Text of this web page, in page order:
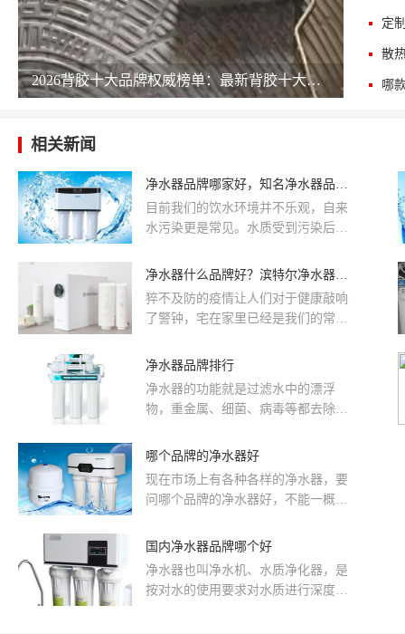
2026背胶十大品牌权威榜单：最新背胶十大公司排名 chinapp
定
散
相关新闻
净水器品牌哪家好，知名净水器品牌推荐
目前我们的饮水环境并不乐观，自来
水污染更是常见。水质受到污染后，
沉积在我们体内，必然会引发各种疾
够让我们的饮水更加安全，那么净水
器品牌哪家好?知名净水器品牌推荐。
净水器什么品牌好？滨特尔净水器值得信赖
猝不及防的疫情让人们对于健康敲响
了警钟，宅在家里已经是我们的常态
题。消费者都希望自己喝到的是干净
消费者的关注。今天小编为你推荐一
个净水器的好牌子，我们一起来看看
净水器品牌排行
净水器的功能就是过滤水中的漂浮
物，重金属、细菌、病毒等都去除
新手面对市场上那满目琳琅的净水器
哪个品牌的净水器好
现在市场上有各种各样的净水器，要
问哪个品牌的净水器好，不能一概而
化，没有一个品牌可以做到通吃，它
国内净水器品牌哪个好
净水器也叫净水机、水质净化器，是
按对水的使用要求对水质进行深度过